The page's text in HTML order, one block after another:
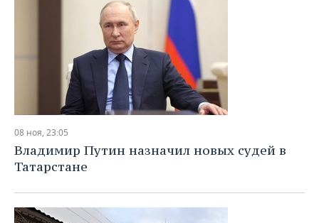
08 ноя, 23:05
Владимир Путин назначил новых судей в
Татарстане